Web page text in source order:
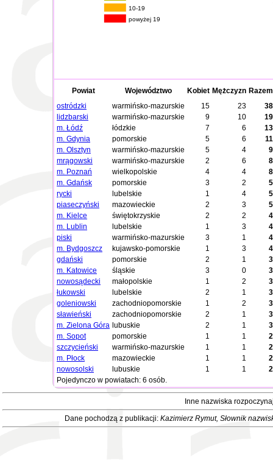
10-19
powyżej 19
Powiat Województwo Kobiet Mężczyzn Razem
ostródzki
warmińsko-mazurskie 15 23
38
lidzbarski
warmińsko-mazurskie 9 10
19
m. Łódź
łódzkie 7 6
13
m. Gdynia
pomorskie 5 6
11
m. Olsztyn
warmińsko-mazurskie 5 4
9
mrągowski
warmińsko-mazurskie 2 6
8
m. Poznań
wielkopolskie 4 4
8
m. Gdańsk
pomorskie 3 2
5
rycki
lubelskie 1 4
5
piaseczyński
mazowieckie 2 3
5
m. Kielce
świętokrzyskie 2 2
4
m. Lublin
lubelskie 1 3
4
piski
warmińsko-mazurskie 3 1
4
m. Bydgoszcz
kujawsko-pomorskie 1 3
4
gdański
pomorskie 2 1
3
m. Katowice
śląskie 3 0
3
nowosądecki
małopolskie 1 2
3
łukowski
lubelskie 2 1
3
goleniowski
zachodniopomorskie 1 2
3
sławieński
zachodniopomorskie 2 1
3
m. Zielona Góra lubuskie 2 1
3
m. Sopot
pomorskie 1 1
2
szczycieński
warmińsko-mazurskie 1 1
2
m. Płock
mazowieckie 1 1
2
nowosolski
lubuskie 1 1
2
Pojedynczo w powiatach: 6 osób.
Inne nazwiska
Dane pochodzą z publikacji: Kazimierz Rymut, Słownik